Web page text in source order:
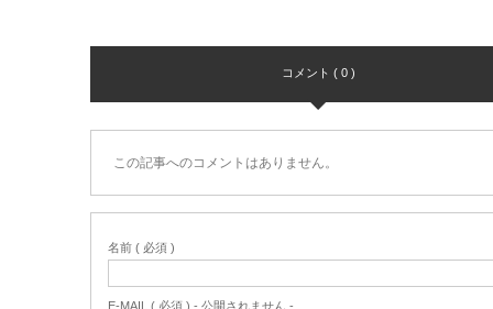
コメント ( 0 )
この記事へのコメントはありません。
名前 ( 必須 )
E-MAIL ( 必須 ) - 公開されません -